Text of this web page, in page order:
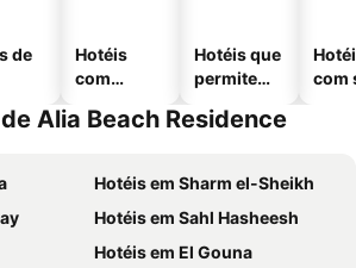
de
Hotéis
com
Hotéis que
permitem
com
Alia Beach Residence
Hotéis em Sharm el-Sheikh
Hotéis em Sahl Hasheesh
Hotéis em El Gouna